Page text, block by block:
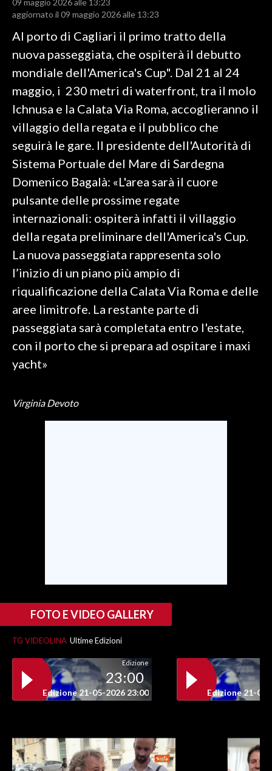
CALCIO REGIONALE
BASKET
VOLLEY
MOTORI
TENNIS
ALTRI SPORT
CULTURA
SPETTACOLI
SALUTE
SARDEGNA TURISMO
SARDI NEL MONDO
NOTIZIE
#CARAUNIONE
INSULARITÀ
09 maggio 2026 alle 13:23
aggiornato il 09 maggio 2026 alle 13:23
Al porto di Cagliari il primo tratto della
nuova passeggiata, che ospiterà il debutto
mondiale dell'America's Cup". Dal 21 al 24
maggio, i 230 metri di waterfront, tra il molo
Ichnusa e la Calata Via Roma, accoglieranno il
villaggio della regata e il pubblico che
seguirà le gare. Il presidente dell'Autorità di
Sistema Portuale del Mare di Sardegna
Domenico Bagalà: «L'area sarà il cuore
pulsante delle prossime regate
internazionali: ospiterà infatti il villaggio
della regata preliminare dell'America's Cup.
La nuova passeggiata rappresenta solo
l’inizio di un piano più ampio di
riqualificazione della Calata Via Roma e delle
aree limitrofe. La restante parte di
passeggiata sarà completata entro l'estate,
con il porto che si prepara ad ospitare i maxi
yacht»
Virginia Devoto
FOTO E VIDEO GALLERY
TG VIDEOLINA Ultime Edizioni
Edizione
23:00
Edizione 21-05-2026 23:00 Edizione 21-05-